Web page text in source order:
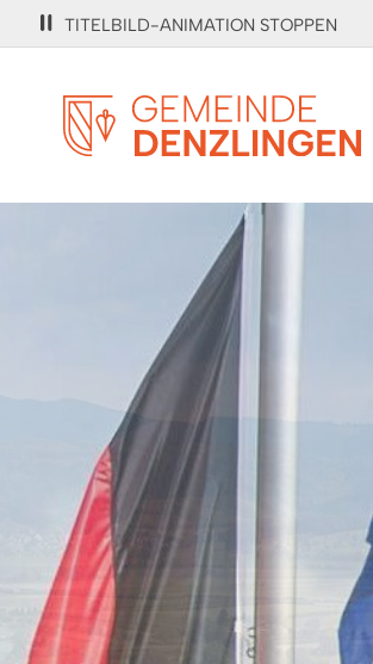
TITELBILD-ANIMATION STOPPEN